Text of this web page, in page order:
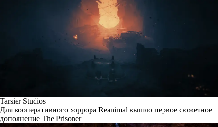
Tarsier Studios
Для кооперативного хоррора Reanimal вышло первое сюжетное
дополнение The Prisoner